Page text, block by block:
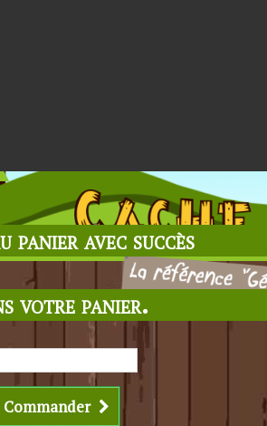
avec succès
votre panier.
Commander